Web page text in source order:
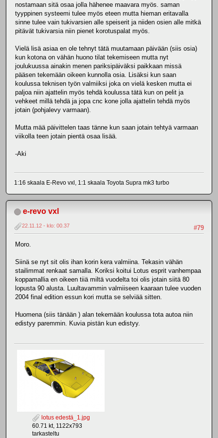
nostamaan sitä osaa jolla hähenee maavara myös. saman
tyyppinen systeemi tulee myös eteen mutta hieman eritavalla
sinne tulee vain tukivarsien alle speiserit ja niiden osien alle mitkä
pitävät tukivarsia niin pienet korotuspalat myös.
Vielä lisä asiaa en ole tehnyt tätä muutamaan päivään (siis osia)
kun kotona on vähän huono tilat tekemiseen mutta nyt
joulukuussa ainakin menen pariksipäiväksi paikkaan missä
pääsen tekemään oikeen kunnolla osia. Lisäksi kun saan
koulussa teknisen työn valmiiksi joka on vielä kesken mutta ei
paljoa niin ajattelin myös tehdä koulussa tätä kun on pelit ja
vehkeet millä tehdä ja jopa cnc kone jolla ajattelin tehdä myös
jotain (pohjalevy varmaan).
Mutta mää päivittelen taas tänne kun saan jotain tehtyä varmaan
viikolla teen jotain pientä osaa lisää.
-Aki
1:16 skaala E-Revo vxl, 1:1 skaala Toyota Supra mk3 turbo
e-revo vxl
#79
22.11.12 - klo: 00.37
Moro.
Siinä se nyt sit olis ihan korin kera valmiina. Tekasin vähän
stailimmat renkaat samalla. Koriksi koitui Lotus esprit vanhempaa
koppamallia en oikeen tiiä miltä vuodelta toi olis jotain siitä 80
lopusta 90 alusta. Luultavammin valmiiseen kaaraan tulee vuoden
2004 final edition essun kori mutta se selviää sitten.
Huomena (siis tänään ) alan tekemään koulussa tota autoa niin
edistyy paremmin. Kuvia pistän kun edistyy.
lotus edestä_1.jpg
60.71 kt, 1122x793
tarkasteltu